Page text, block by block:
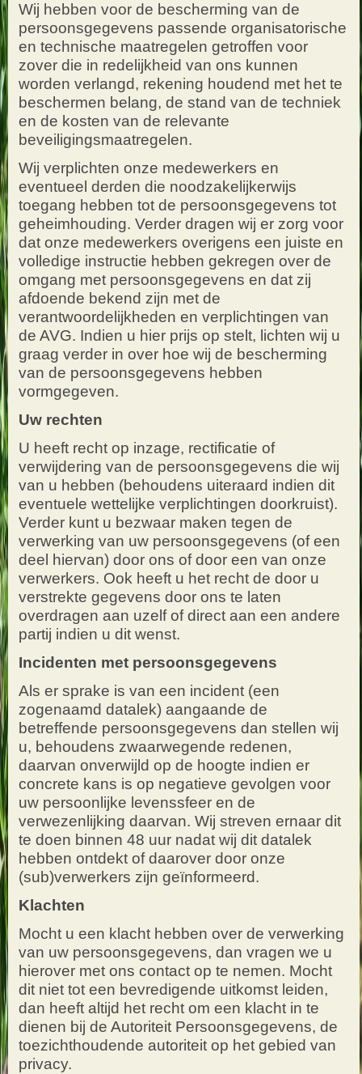
Wij hebben voor de bescherming van de
persoonsgegevens passende organisatorische
en technische maatregelen getroffen voor
zover die in redelijkheid van ons kunnen
worden verlangd, rekening houdend met het te
beschermen belang, de stand van de techniek
en de kosten van de relevante
beveiligingsmaatregelen.
Wij verplichten onze medewerkers en
eventueel derden die noodzakelijkerwijs
toegang hebben tot de persoonsgegevens tot
geheimhouding. Verder dragen wij er zorg voor
dat onze medewerkers overigens een juiste en
volledige instructie hebben gekregen over de
omgang met persoonsgegevens en dat zij
afdoende bekend zijn met de
verantwoordelijkheden en verplichtingen van
de AVG. Indien u hier prijs op stelt, lichten wij u
graag verder in over hoe wij de bescherming
van de persoonsgegevens hebben
vormgegeven.
Uw rechten
U heeft recht op inzage, rectificatie of
verwijdering van de persoonsgegevens die wij
van u hebben (behoudens uiteraard indien dit
eventuele wettelijke verplichtingen doorkruist).
Verder kunt u bezwaar maken tegen de
verwerking van uw persoonsgegevens (of een
deel hiervan) door ons of door een van onze
verwerkers. Ook heeft u het recht de door u
verstrekte gegevens door ons te laten
overdragen aan uzelf of direct aan een andere
partij indien u dit wenst.
Incidenten met persoonsgegevens
Als er sprake is van een incident (een
zogenaamd datalek) aangaande de
betreffende persoonsgegevens dan stellen wij
u, behoudens zwaarwegende redenen,
daarvan onverwijld op de hoogte indien er
concrete kans is op negatieve gevolgen voor
uw persoonlijke levenssfeer en de
verwezenlijking daarvan. Wij streven ernaar dit
te doen binnen 48 uur nadat wij dit datalek
hebben ontdekt of daarover door onze
(sub)verwerkers zijn geïnformeerd.
Klachten
Mocht u een klacht hebben over de verwerking
van uw persoonsgegevens, dan vragen we u
hierover met ons contact op te nemen. Mocht
dit niet tot een bevredigende uitkomst leiden,
dan heeft altijd het recht om een klacht in te
dienen bij de Autoriteit Persoonsgegevens, de
toezichthoudende autoriteit op het gebied van
privacy.